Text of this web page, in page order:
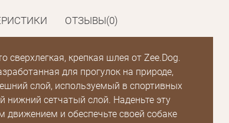
ОТЗЫВЫ(0)
сверхлегкая, крепкая шлея от Zee.Dog.
для прогулок на природе,
слой, используемый в спортивных
нижний сетчатый слой. Наденьте эту
движением и обеспечьте своей собаке